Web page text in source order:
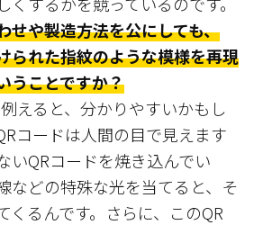
せや製造方法を公にしても、
られた指紋のような模様を再現
うことですか？
えると、分かりやすいかもし
コードは人間の目で見えます
いQRコードを焼き込んでい
などの特殊な光を当てると、そ
くるんです。さらに、このQR